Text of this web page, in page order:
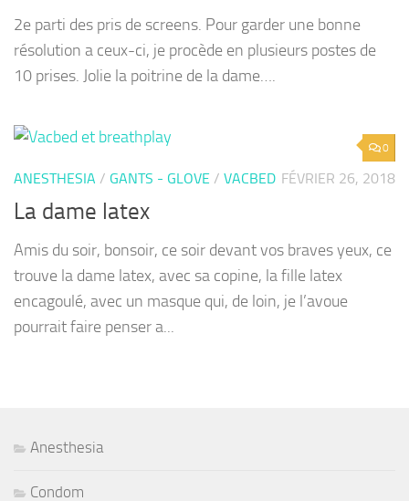
2e parti des pris de screens. Pour garder une bonne
résolution a ceux-ci, je procède en plusieurs postes de
10 prises. Jolie la poitrine de la dame….
0
ANESTHESIA / GANTS - GLOVE / VACBED FÉVRIER 26, 2018
La dame latex
Amis du soir, bonsoir, ce soir devant vos braves yeux, ce
trouve la dame latex, avec sa copine, la fille latex
encagoulé, avec un masque qui, de loin, je l’avoue
pourrait faire penser a...
Anesthesia
Condom